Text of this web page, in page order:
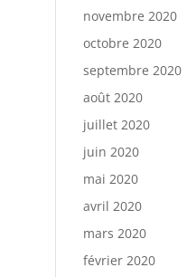
novembre 2020
octobre 2020
septembre 2020
août 2020
juillet 2020
juin 2020
mai 2020
avril 2020
mars 2020
février 2020